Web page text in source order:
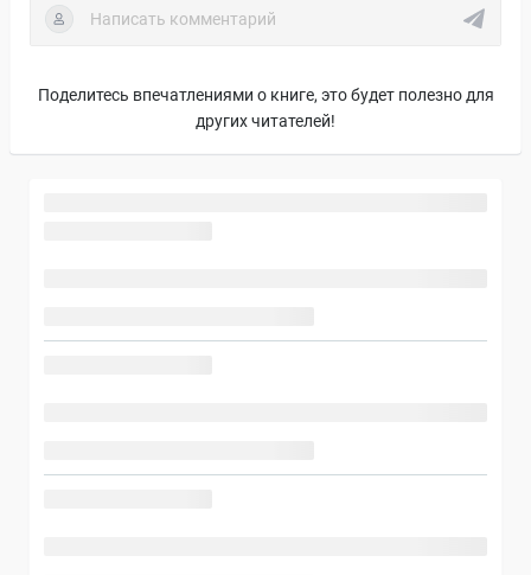
Поделитесь впечатлениями о книге, это будет полезно для
других читателей!